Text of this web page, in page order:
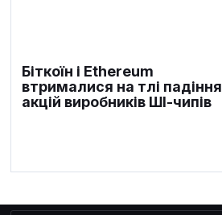
Біткоїн і Ethereum
втрималися на тлі падіння
акцій виробників ШІ-чипів